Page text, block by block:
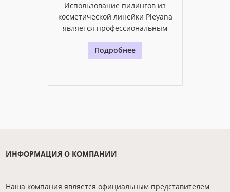
Использование пилингов из
косметической линейки Pleyana
является профессиональным
Подробнее
ИНФОРМАЦИЯ О КОМПАНИИ
Наша компания является официальным представителем